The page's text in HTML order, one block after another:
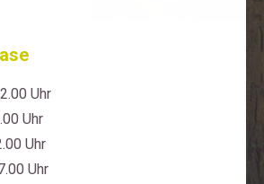
Uhr
Uhr
Uhr
Uhr